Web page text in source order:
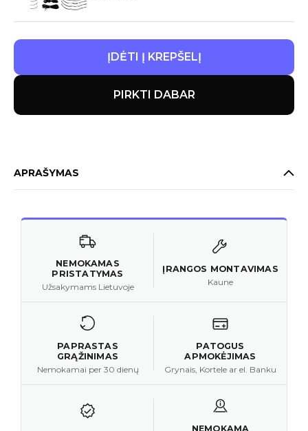
ĮDĖTI Į KREPŠELĮ
PIRKTI DABAR
APRAŠYMAS
NEMOKAMAS
PRISTATYMAS
Užsakymams Lietuvoje
ĮRANGOS MONTAVIMAS
Kaune
PAPRASTAS
GRĄŽINIMAS
Nemokamai per 30 dienų
PATOGUS
APMOKĖJIMAS
Grynais, Kortele ar el. Banku
NEMOKAMA